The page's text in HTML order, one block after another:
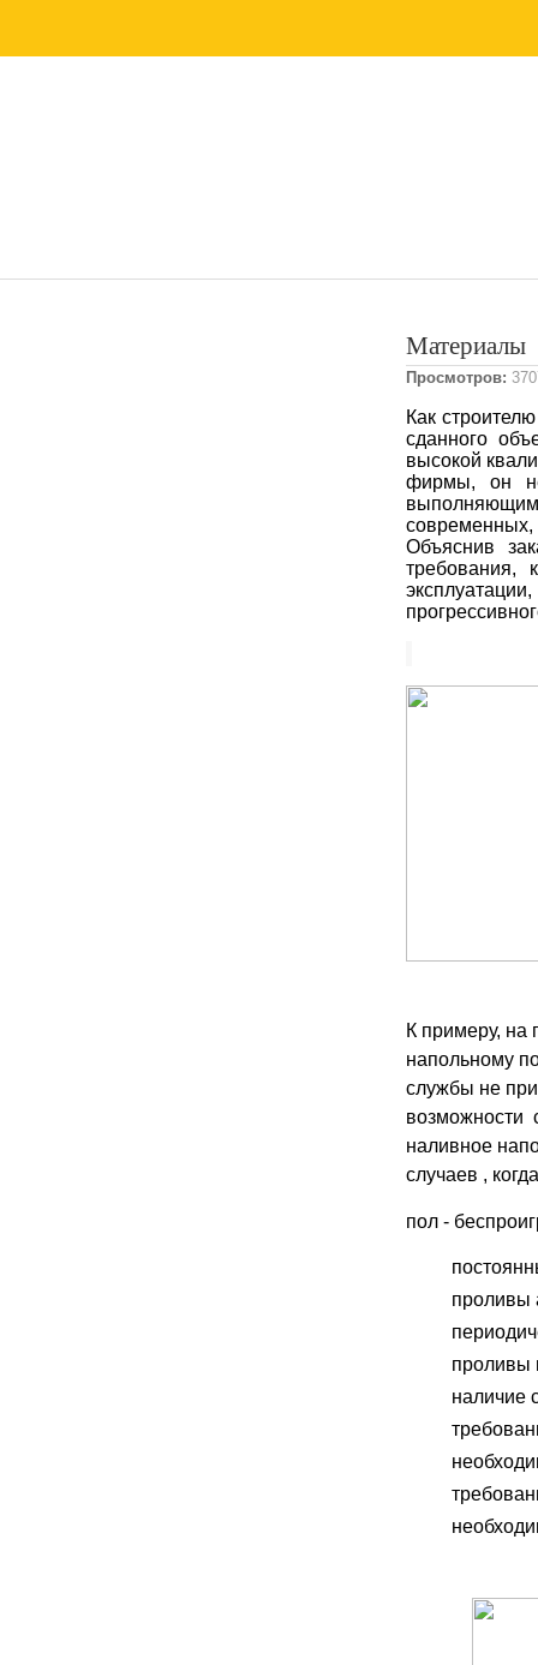
Материалы
Просмотров:
Как
сданного
высокой
фирмы, он
Объяснив
требования,
К примеру, на
напольному
службы не
возможности
наливное
случаев ,
пол -
проливы
проливы
наличие